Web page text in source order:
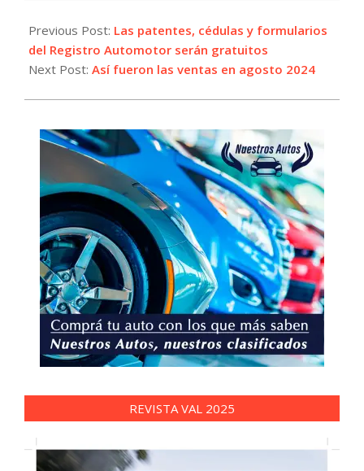
08-
30
Previous Post: Las patentes, cédulas y formularios
del Registro Automotor serán gratuitos
Next Post: Así fueron las ventas en agosto 2024
REVISTA VAL 2025